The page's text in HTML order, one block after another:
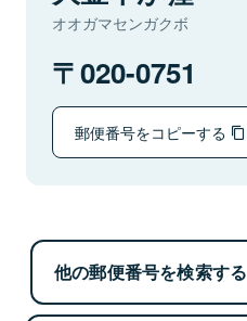
オオガマセンガクボ
020-0751
郵便番号をコピーする
他の郵便番号を検索する